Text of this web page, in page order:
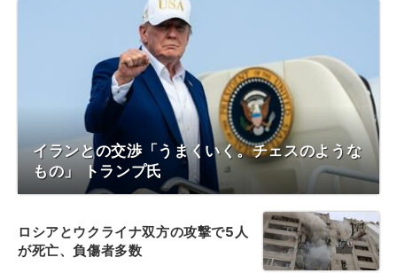
イランとの交渉「うまくいく。チェスのような
もの」 トランプ氏
ロシアとウクライナ双方の攻撃で5人
が死亡、負傷者多数